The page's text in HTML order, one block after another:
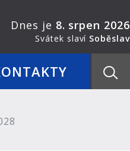
Dnes je 8. srpen 2026
Svátek slaví Soběslav